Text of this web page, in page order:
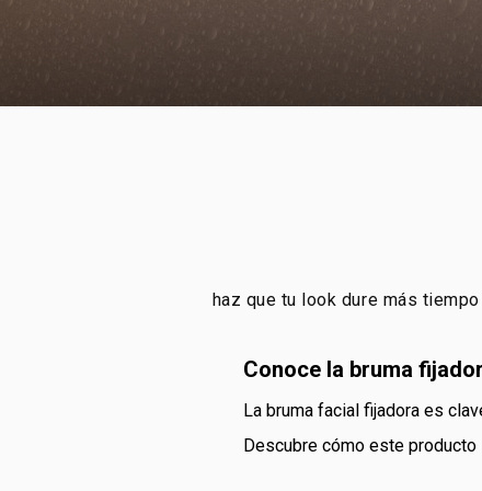
haz que tu look dure más
conoce la bruma
la bruma facial fijadora es
descubre cómo este